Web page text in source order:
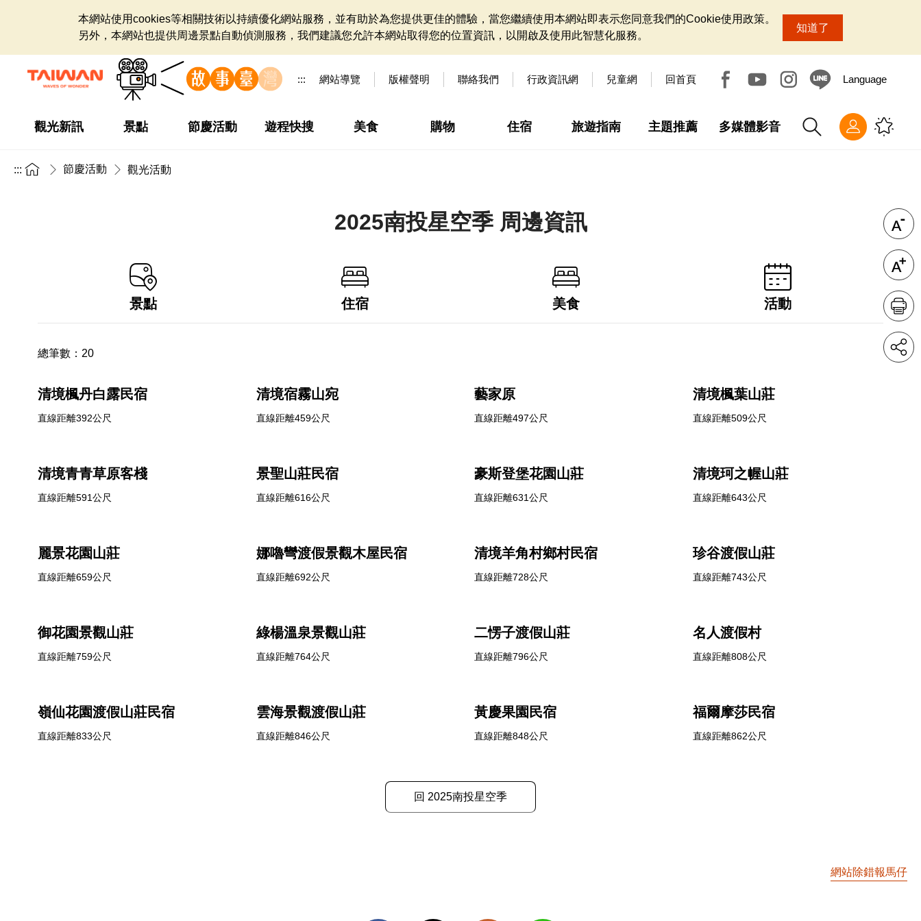
本網站使用cookies等相關技術以持續優化網站服務，並有助於為您提供更佳的體驗，當您繼續使用本網站即表示您同意我們的Cookie使用政策。
另外，本網站也提供周邊景點自動偵測服務，我們建議您允許本網站取得您的位置資訊，以開啟及使用此智慧化服務。
知道了
::: 網站導覽 版權聲明 聯絡我們 行政資訊網 兒童網 回首頁 Language
觀光新訊 景點 節慶活動 遊程快搜 美食 購物 住宿 旅遊指南 主題推薦 多媒體影音
::: 節慶活動 觀光活動
2025南投星空季 周邊資訊
景點 住宿 美食 活動
總筆數： 20
清境楓丹白露民宿
直線距離392公尺
清境宿霧山宛
直線距離459公尺
藝家原
直線距離497公尺
清境楓葉山莊
直線距離509公尺
清境青青草原客棧
直線距離591公尺
景聖山莊民宿
直線距離616公尺
豪斯登堡花園山莊
直線距離631公尺
清境珂之幄山莊
直線距離643公尺
麗景花園山莊
直線距離659公尺
娜嚕彎渡假景觀木屋民宿
直線距離692公尺
清境羊角村鄉村民宿
直線距離728公尺
珍谷渡假山莊
直線距離743公尺
御花園景觀山莊
直線距離759公尺
綠楊溫泉景觀山莊
直線距離764公尺
二愣子渡假山莊
直線距離796公尺
名人渡假村
直線距離808公尺
嶺仙花園渡假山莊民宿
直線距離833公尺
雲海景觀渡假山莊
直線距離846公尺
黃慶果園民宿
直線距離848公尺
福爾摩莎民宿
直線距離862公尺
回 2025南投星空季
網站除錯報馬仔